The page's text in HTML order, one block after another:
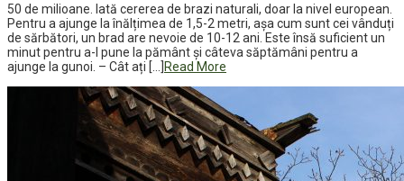
50 de milioane. Iată cererea de brazi naturali, doar la nivel european.
Pentru a ajunge la înălțimea de 1,5-2 metri, așa cum sunt cei vânduți
de sărbători, un brad are nevoie de 10-12 ani. Este însă suficient un
minut pentru a-l pune la pământ și câteva săptămâni pentru a
ajunge la gunoi. – Cât ați […]
Read More